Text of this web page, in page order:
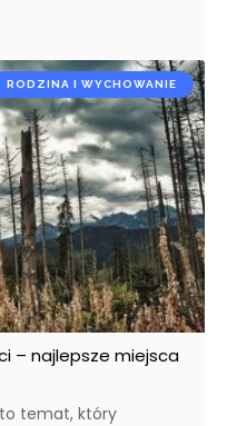
RODZINA I WYCHOWANIE
– najlepsze miejsca
temat, który